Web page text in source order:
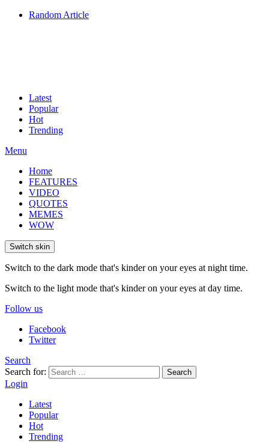
Random Article
Latest
Popular
Hot
Trending
Menu
Home
FEATURES
VIDEO
QUOTES
MEMES
WOW
Switch skin
Switch to the dark mode that's kinder on your eyes at night time.
Switch to the light mode that's kinder on your eyes at day time.
Follow us
Facebook
Twitter
Search
Search for:
Search
Login
Latest
Popular
Hot
Trending